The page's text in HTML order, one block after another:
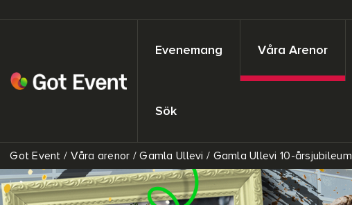
Evenemang Våra Arenor
Sök
Got Event / Våra arenor / Gamla Ullevi / Gamla Ullevi 10-årsjubileum